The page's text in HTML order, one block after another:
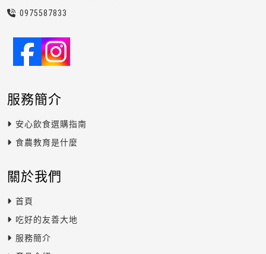
關於我們
首頁
吃好的友善大地
服務簡介
服務簡介
安心飲食選購指南
食農教育是什麼
0975587833